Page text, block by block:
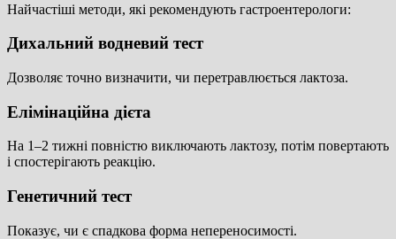
Найчастіші методи, які рекомендують гастроентерологи:
Дихальний водневий тест
Дозволяє точно визначити, чи перетравлюється лактоза.
Елімінаційна дієта
На 1–2 тижні повністю виключають лактозу, потім повертають
і спостерігають реакцію.
Генетичний тест
Показує, чи є спадкова форма непереносимості.